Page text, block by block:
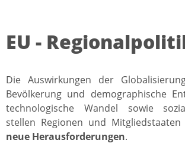
EU -
Die Auswirkungen der
Bevölkerung und demographische
technologische Wandel sowie
stellen Regionen und
neue Herausforderungen.